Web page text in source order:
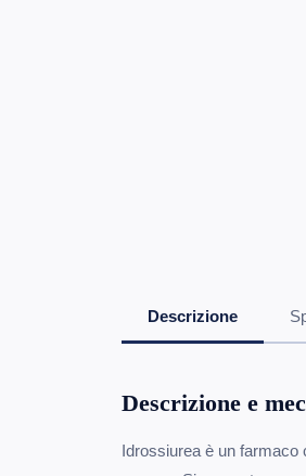
Descrizione
Descrizione e
Idrossiurea è un farmaco